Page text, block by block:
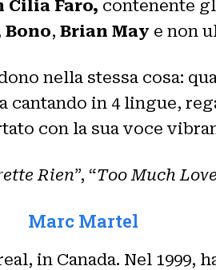
Cilia Faro, contenente
Bono, Brian May e non
nella stessa cosa:
in 4 lingue,
con la sua voce
Rien”, “Too Much
Marc Martel
in Canada. Nel